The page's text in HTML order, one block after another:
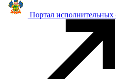
Портал исполнительных